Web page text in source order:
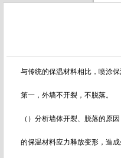
与传统的保温材料相比，喷涂保
第一，外墙不开裂，不脱落。
（）分析墙体开裂、脱落的原因
的保温材料应力释放变形，造成